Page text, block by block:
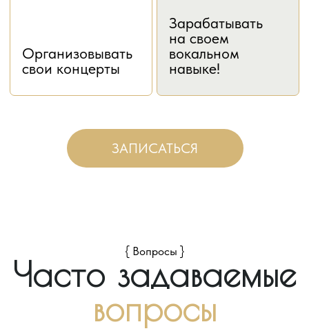
Приморский край, г. Владивосток,
ООО «Школа Наталии Кучмей»
Пр. 100-летия Владивостока дом